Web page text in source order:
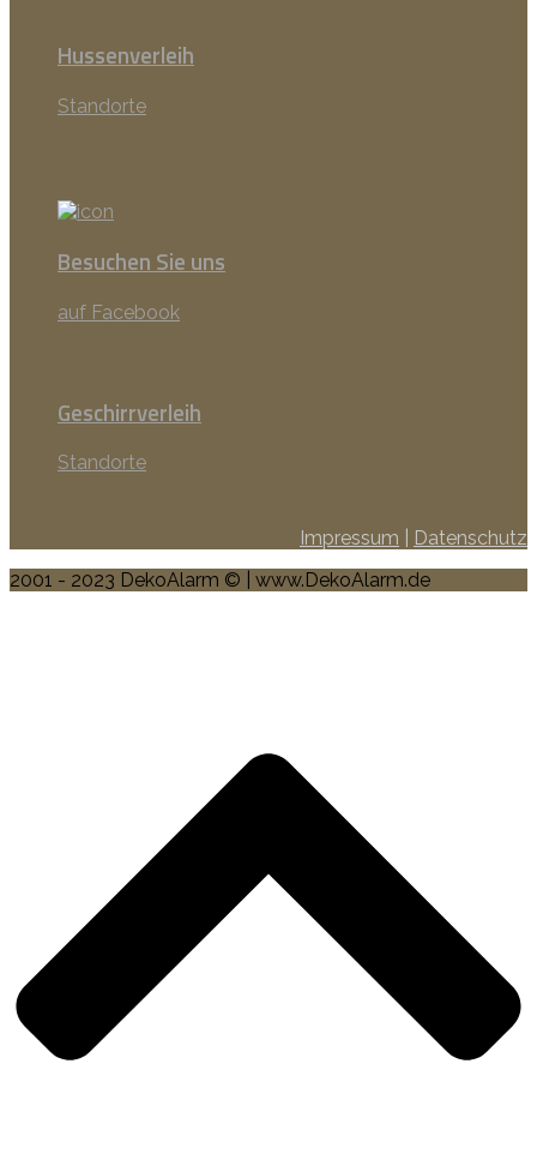
Hussenverleih
Standorte
Besuchen Sie uns
auf Facebook
Geschirrverleih
Standorte
Impressum
Datenschutz
2001 - 2023 DekoAlarm © | www.DekoAlarm.de